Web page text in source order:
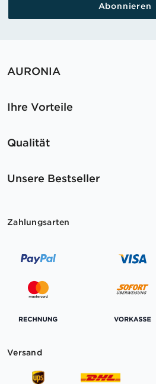
Abonnieren
AURONIA
Ihre Vorteile
Qualität
Unsere Bestseller
Zahlungsarten
Versand